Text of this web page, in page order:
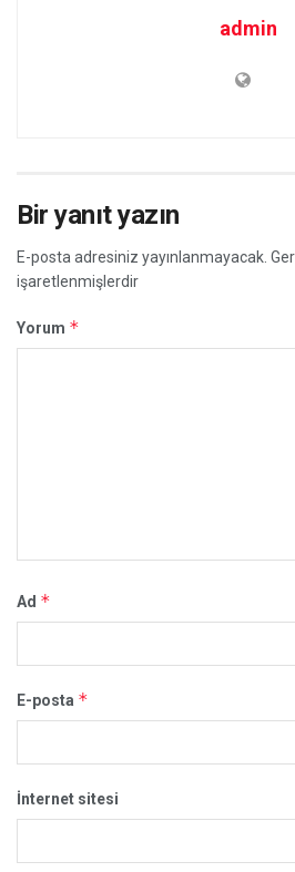
admin
Bir yanıt yazın
E-posta adresiniz yayınlanmayacak.
işaretlenmişlerdir
Yorum *
Ad *
E-posta *
İnternet sitesi